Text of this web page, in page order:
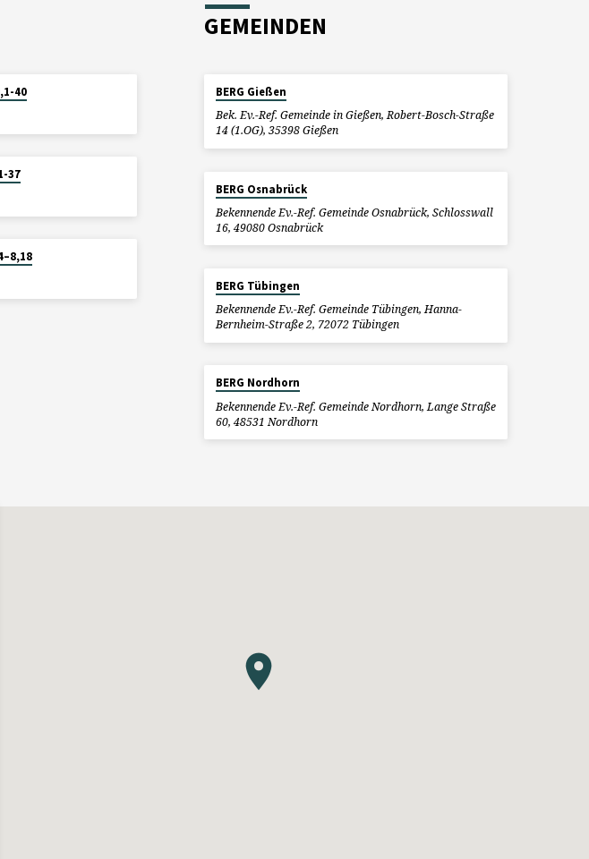
40
37
GEMEINDEN
BERG Gießen
Bek. Ev.-Ref. Gemeinde in Gießen, Robert-Bosch-Straße
14 (1.OG), 35398 Gießen
BERG Osnabrück
Bekennende Ev.-Ref. Gemeinde Osnabrück, Schlosswall
16, 49080 Osnabrück
BERG Tübingen
Bekennende Ev.-Ref. Gemeinde Tübingen, Hanna-
Bernheim-Straße 2, 72072 Tübingen
BERG Nordhorn
Bekennende Ev.-Ref. Gemeinde Nordhorn, Lange Straße
60, 48531 Nordhorn